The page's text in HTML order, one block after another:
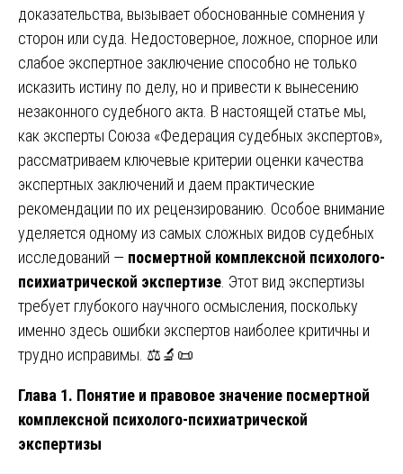
доказательства, вызывает обоснованные сомнения у
сторон или суда. Недостоверное, ложное, спорное или
слабое экспертное заключение способно не только
исказить истину по делу, но и привести к вынесению
незаконного судебного акта. В настоящей статье мы,
как эксперты Союза «Федерация судебных экспертов»,
рассматриваем ключевые критерии оценки качества
экспертных заключений и даем практические
рекомендации по их рецензированию. Особое внимание
уделяется одному из самых сложных видов судебных
исследований — посмертной комплексной психолого-
психиатрической экспертизе. Этот вид экспертизы
требует глубокого научного осмысления, поскольку
именно здесь ошибки экспертов наиболее критичны и
трудно исправимы. ⚖️🔬📜
Глава 1. Понятие и правовое значение посмертной
комплексной психолого-психиатрической
экспертизы